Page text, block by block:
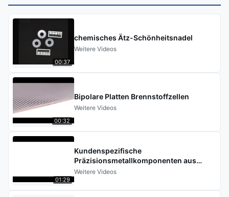
hardware. Our advanced etching technology
delivers intricate, durable designs with superior
corrosion resistance and versatile finishes.
decorative accents.
00:37
chemisches Ätz-Schönheitsnadel
Weitere Videos
00:32
Bipolare Platten Brennstoffzellen
Weitere Videos
01:29
Kundenspezifische
Präzisionsmetallkomponenten aus
SUS316 für medizinische Geräte mit
Weitere Videos